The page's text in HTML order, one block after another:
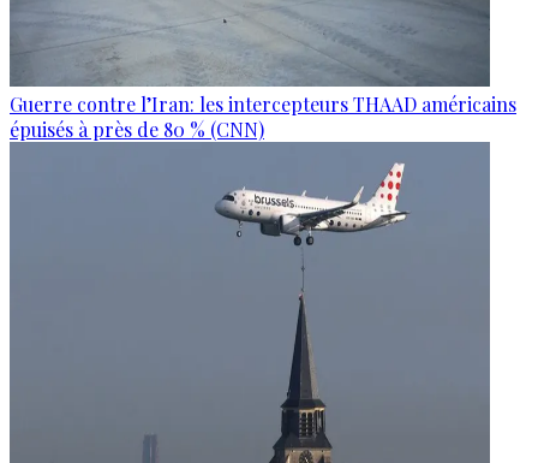
Guerre contre l’Iran: les intercepteurs THAAD américains
épuisés à près de 80 % (CNN)